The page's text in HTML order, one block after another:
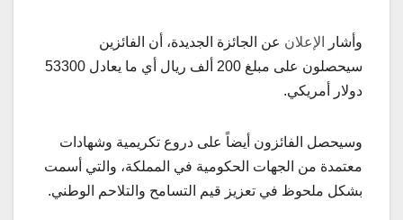
وأشار الإعلان عن الجائزة الجديدة، أن الفائزين
سيحصلون على مبلغ 200 ألف ريال أي ما يعادل 53300
دولار أمريكي.
وسيحصل الفائزون أيضاً على دروع تكريمية وشهادات
معتمدة من الجهات الحكومية في المملكة، والتي أسمت
بشكل ملحوظ في تعزيز قيم التسامح والتلاحم الوطني.